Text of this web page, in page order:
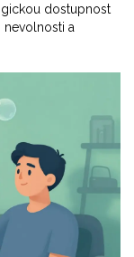
dostupnost
nevolnosti a